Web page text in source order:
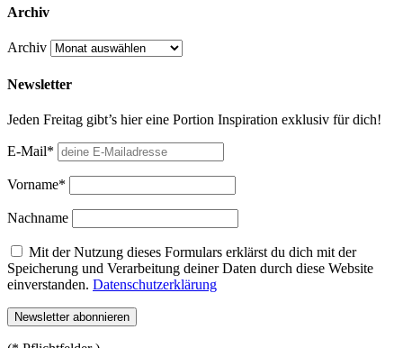
Archiv
Archiv
Newsletter
Jeden Freitag gibt’s hier eine Portion Inspiration exklusiv für dich!
E-Mail*
Vorname*
Nachname
Mit der Nutzung dieses Formulars erklärst du dich mit der
Speicherung und Verarbeitung deiner Daten durch diese Website
einverstanden. Datenschutzerklärung